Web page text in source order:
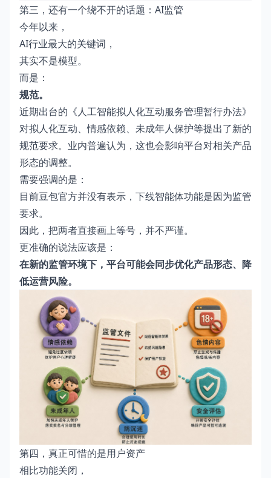
第三，还有一个绕不开的话题：AI监管
今年以来，
AI行业最大的关键词，
其实不是模型。
而是：
规范。
近期出台的《人工智能拟人化互动服务管理暂行办法》
对拟人化互动、情感依赖、未成年人保护等提出了新的
规范要求。业内普遍认为，这也会影响平台对相关产品
形态的调整。
需要强调的是：
目前豆包官方并没有表示，下线智能体功能是因为监管
要求。
因此，把两者直接画上等号，并不严谨。
更准确的说法应该是：
在新的监管环境下，平台可能会同步优化产品形态、降
低运营风险。
第四，真正可惜的是用户资产
相比功能关闭，